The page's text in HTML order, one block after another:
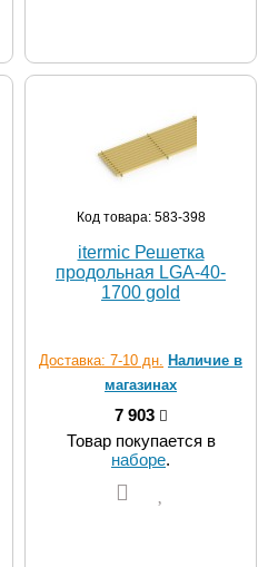
Код товара: 583-398
itermic Решетка
продольная LGA-40-
1700 gold
Доставка: 7-10 дн. Наличие в
магазинах
7 903
Товар покупается в
наборе.